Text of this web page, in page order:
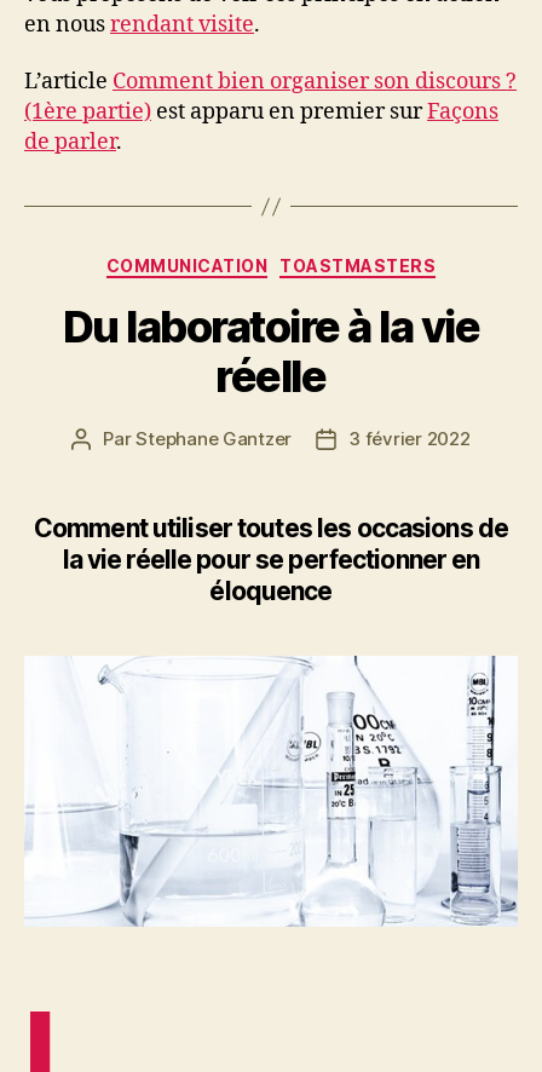
en nousrendant visite.
L’article Comment bien organiser son discours ?
(1ère partie) est apparu en premier surFaçons
de parler.
COMMUNICATION TOASTMASTERS
Du laboratoire à la vie
réelle
ParStephane Gantzer 3 février 2022
Comment utiliser toutes les occasions de
la vie réelle pour se perfectionner en
éloquence